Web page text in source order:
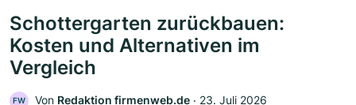
Schottergarten zurückbauen:
Kosten und Alternativen im
Vergleich
FW Von Redaktion firmenweb.de ‧ 23. Juli 2026